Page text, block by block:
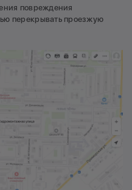
повреждения
перекрывать проезжую